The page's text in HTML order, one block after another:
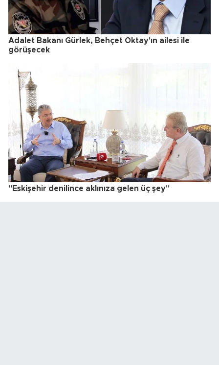
Adalet Bakanı Gürlek, Behçet Oktay'ın ailesi ile
görüşecek
"Eskişehir denilince aklınıza gelen üç şey"